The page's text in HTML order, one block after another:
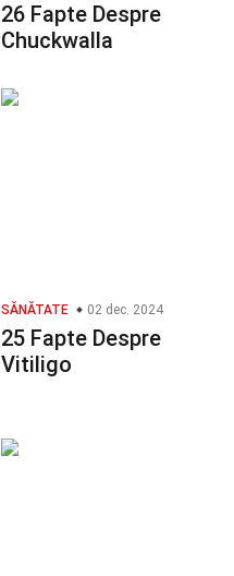
26 Fapte Despre
Chuckwalla
SĂNĂTATE 02 dec. 2024
25 Fapte Despre
Vitiligo